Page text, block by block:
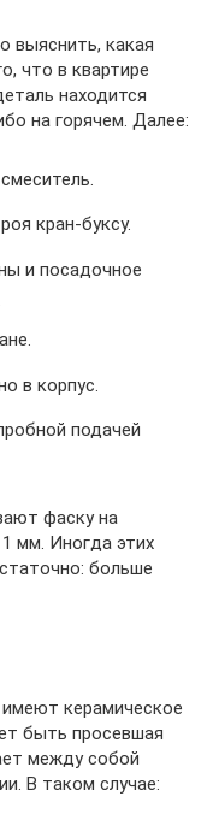
выяснить, какая
что в квартире
находится
на горячем. Далее:
кран-буксу.
и посадочное
в корпус.
подачей
фаску на
мм. Иногда этих
больше
керамическое
быть просевшая
между собой
В таком случае: